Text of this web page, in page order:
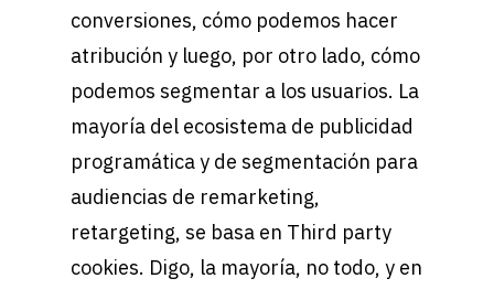
conversiones, cómo podemos hacer
atribución y luego, por otro lado, cómo
podemos segmentar a los usuarios. La
mayoría del ecosistema de publicidad
programática y de segmentación para
audiencias de remarketing,
retargeting, se basa en Third party
cookies. Digo, la mayoría, no todo, y en